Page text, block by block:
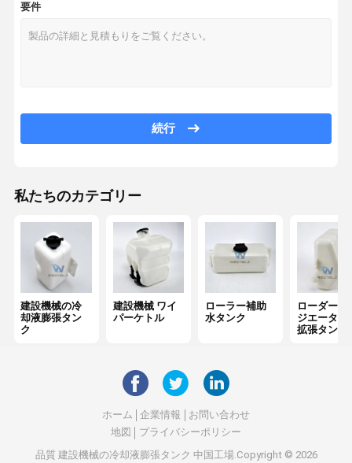
ローラー補助水タンク
ローダー・ラジエーターの拡張タンク
要件
続行
私たちのカテゴリー
建設機械の冷
却液膨張タン
ク
建設機械 ワイ
パーケトル
ローラー補助
水タンク
ローダー・
ジエーター
拡張タンク
ホーム 企業情報
お問い合わせ
地図
プライバシーポリシー
品質 建設機械の冷却液膨張タンク 中国工場.Copyright © 2026